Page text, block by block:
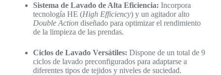
Sistema de Lavado de Alta Eficiencia: Incorpora
tecnología HE (High Efficiency) y un agitador alto
Double Actiondiseñado para optimizar el rendimiento
de la limpieza de las prendas.
Ciclos de Lavado Versátiles: Dispone de un total de 9
ciclos de lavado preconfigurados para adaptarse a
diferentes tipos de tejidos y niveles de suciedad.